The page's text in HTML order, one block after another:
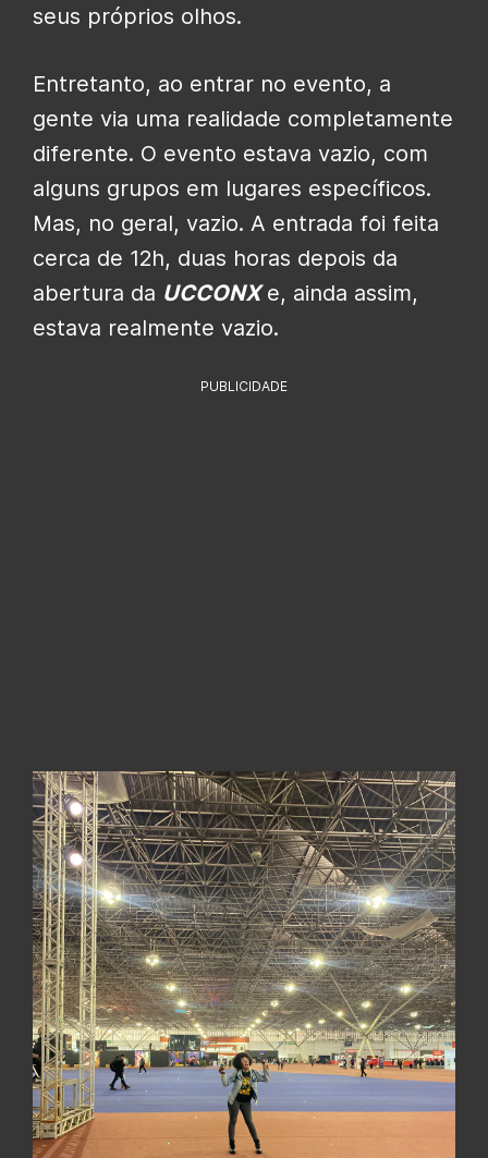
seus próprios olhos.
Entretanto, ao entrar no evento, a
gente via uma realidade completamente
diferente. O evento estava vazio, com
alguns grupos em lugares específicos.
Mas, no geral, vazio. A entrada foi feita
cerca de 12h, duas horas depois da
abertura da UCCONXe, ainda assim,
estava realmente vazio.
PUBLICIDADE